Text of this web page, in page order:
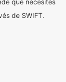
que necesites
de SWIFT.